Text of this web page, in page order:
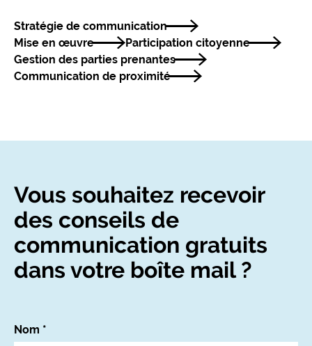
Stratégie de communication
Mise en œuvre
Participation citoyenne
Gestion des parties prenantes
Communication de proximité
Vous souhaitez recevoir
des conseils de
communication gratuits
dans votre boîte mail ?
Nom *